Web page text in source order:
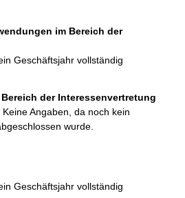
im Bereich der
Geschäftsjahr vollständig
der Interessenvertretung
Keine Angaben, da noch kein
wurde.
Geschäftsjahr vollständig